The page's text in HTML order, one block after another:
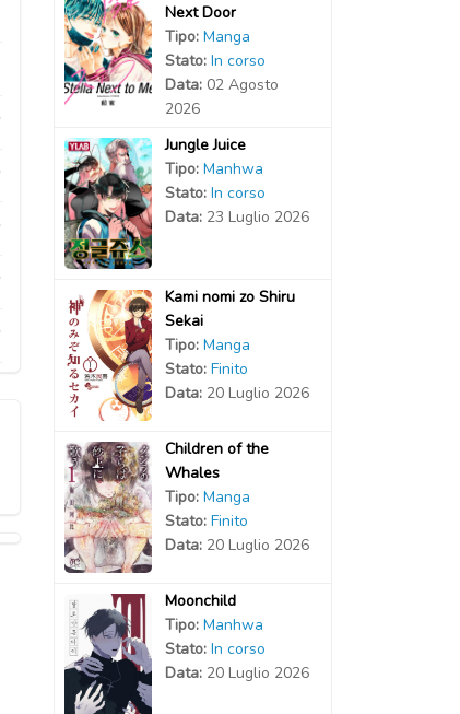
Next Door
Tipo: Manga
Stato: In corso
Data: 02 Agosto
2026
Jungle Juice
Tipo: Manhwa
Stato: In corso
Data: 23 Luglio 2026
Kami nomi zo Shiru
Sekai
Tipo: Manga
Stato: Finito
Data: 20 Luglio 2026
Children of the
Whales
Tipo: Manga
Stato: Finito
Data: 20 Luglio 2026
Moonchild
Tipo: Manhwa
Stato: In corso
Data: 20 Luglio 2026